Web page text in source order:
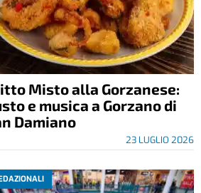
Misto alla Gorzanese:
e musica a Gorzano di
Damiano
23 LUGLIO 2026